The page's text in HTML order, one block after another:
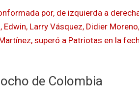
de Colombia